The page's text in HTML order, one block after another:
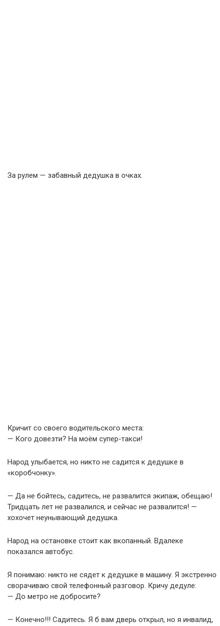
За рулем — забавный дедушка в очках.
Кричит со своего водительского места:
— Кого довезти? На моём супер-такси!
Народ улыбается, но никто не садится к дедушке в
«коробчонку».
— Да не бойтесь, садитесь, не развалится экипаж, обещаю!
Тридцать лет не развалился, и сейчас не развалится! —
хохочет неунывающий дедушка.
Народ на остановке стоит как вкопанный. Вдалеке
показался автобус.
Я понимаю: никто не сядет к дедушке в машину. Я экстренно
сворачиваю свой телефонный разговор. Кричу дедуле:
— До метро не добросите?
— Конечно!!! Садитесь. Я б вам дверь открыл, но я инвалид,